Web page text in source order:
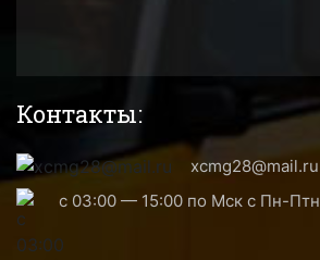
Контакты:
xcmg28@mail.ru
с 03:00 — 15:00 по Мск с Пн-Птн